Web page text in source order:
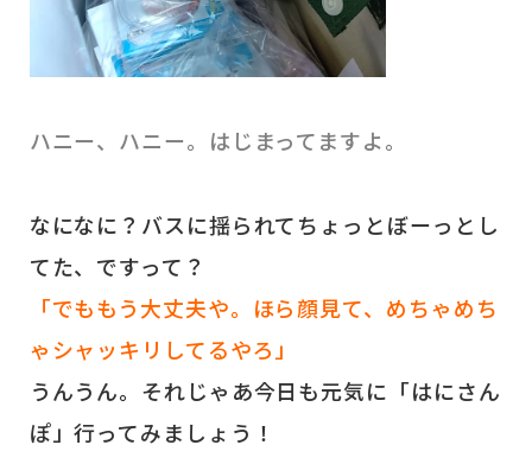
ハニー、ハニー。はじまってますよ。
なになに？バスに揺られてちょっとぼーっとし
てた、ですって？
「でももう大丈夫や。ほら顔見て、めちゃめち
ゃシャッキリしてるやろ」
うんうん。それじゃあ今日も元気に「はにさん
ぽ」行ってみましょう！